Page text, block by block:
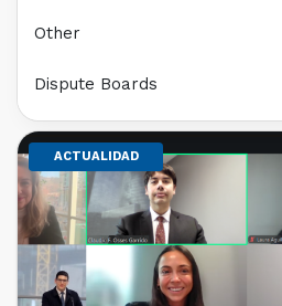
ACTUALIDAD
Other
Dispute Boards